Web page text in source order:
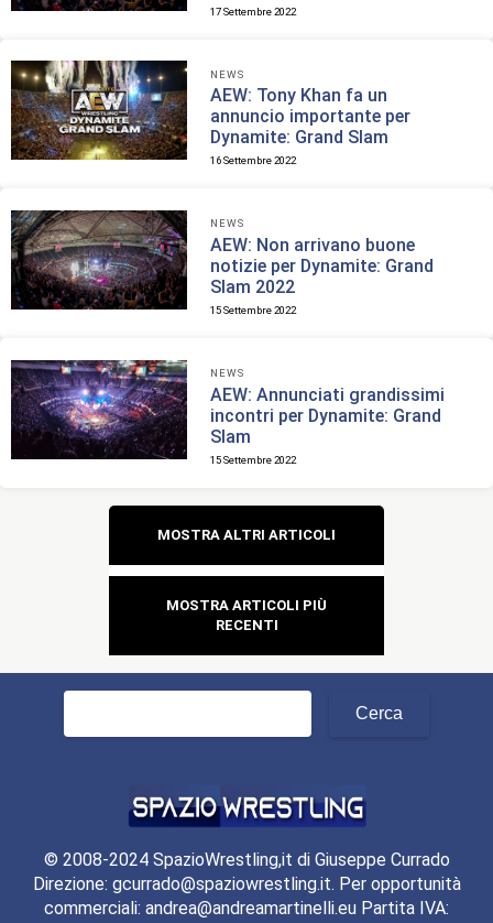
17 Settembre 2022
NEWS
AEW: Tony Khan fa un
annuncio importante per
Dynamite: Grand Slam
16 Settembre 2022
NEWS
AEW: Non arrivano buone
notizie per Dynamite: Grand
Slam 2022
15 Settembre 2022
NEWS
AEW: Annunciati grandissimi
incontri per Dynamite: Grand
Slam
15 Settembre 2022
Navigazione
articoli
MOSTRA ALTRI ARTICOLI
MOSTRA ARTICOLI PIÙ
RECENTI
Ricerca
© 2008-2024 SpazioWrestling,it di Giuseppe Currado
Direzione: gcurrado@spaziowrestling.it. Per opportunità
commerciali: andrea@andreamartinelli.eu Partita IVA: